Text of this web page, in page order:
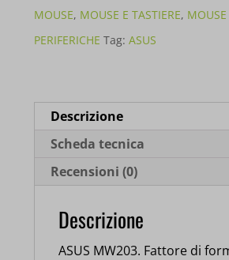
MOUSE MOUSE E TASTIERE
PERIFERICHE Tag: ASUS
Descrizione
Scheda tecnica
Recensioni (0)
Descrizione
ASUS MW203. Fattore di